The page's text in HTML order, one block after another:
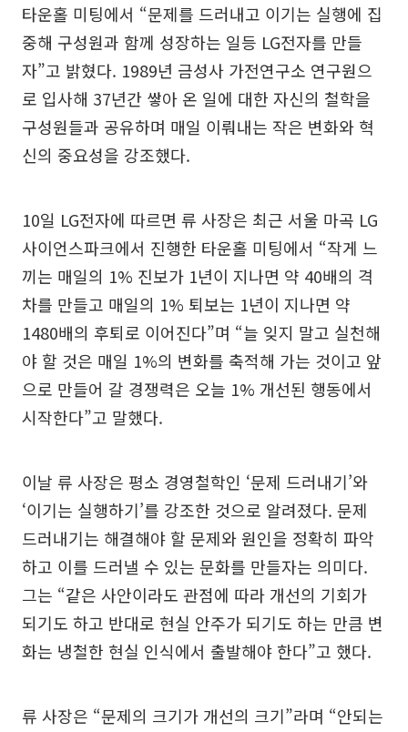
타운홀 미팅에서 “문제를 드러내고 이기는 실행에 집
중해 구성원과 함께 성장하는 일등 LG전자를 만들
자”고 밝혔다. 1989년 금성사 가전연구소 연구원으
로 입사해 37년간 쌓아 온 일에 대한 자신의 철학을
구성원들과 공유하며 매일 이뤄내는 작은 변화와 혁
신의 중요성을 강조했다.
10일 LG전자에 따르면 류 사장은 최근 서울 마곡 LG
사이언스파크에서 진행한 타운홀 미팅에서 “작게 느
끼는 매일의 1% 진보가 1년이 지나면 약 40배의 격
차를 만들고 매일의 1% 퇴보는 1년이 지나면 약
1480배의 후퇴로 이어진다”며 “늘 잊지 말고 실천해
야 할 것은 매일 1%의 변화를 축적해 가는 것이고 앞
으로 만들어 갈 경쟁력은 오늘 1% 개선된 행동에서
시작한다”고 말했다.
이날 류 사장은 평소 경영철학인 ‘문제 드러내기’와
‘이기는 실행하기’를 강조한 것으로 알려졌다. 문제
드러내기는 해결해야 할 문제와 원인을 정확히 파악
하고 이를 드러낼 수 있는 문화를 만들자는 의미다.
그는 “같은 사안이라도 관점에 따라 개선의 기회가
되기도 하고 반대로 현실 안주가 되기도 하는 만큼 변
화는 냉철한 현실 인식에서 출발해야 한다”고 했다.
류 사장은 “문제의 크기가 개선의 크기”라며 “안되는